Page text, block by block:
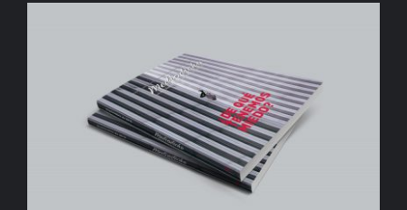
AÑADIR AL CARRITO / DETALLES